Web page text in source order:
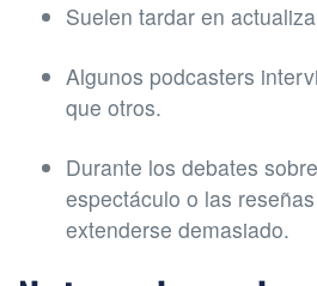
Suelen tardar en
Algunos podcasters
que otros.
Durante los debates
espectáculo o las
extenderse demasiado.